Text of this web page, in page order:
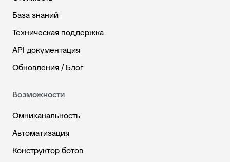
База знаний
Техническая поддержка
API документация
Обновления / Блог
Возможности
Омниканальность
Автоматизация
Конструктор ботов